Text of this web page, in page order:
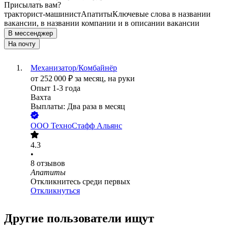
Присылать вам?
тракторист-машинистАпатитыКлючевые слова в названии
вакансии, в названии компании и в описании вакансии
В мессенджер
На почту
Механизатор/Комбайнёр
от 252 000 ₽ за месяц, на руки
Опыт 1-3 года
Вахта
Выплаты: Два раза в месяц
ООО ТехноСтафф Альянс
4.3
•
8 отзывов
Апатиты
Откликнитесь среди первых
Откликнуться
Другие пользователи ищут